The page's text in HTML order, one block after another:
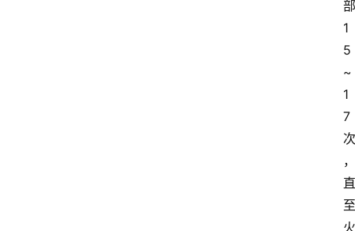
部
1
5
~
1
7
次
，
直
至
火